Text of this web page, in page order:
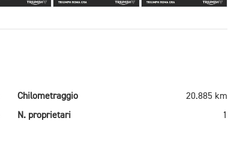
Chilometraggio
20.885 km
N. proprietari 1